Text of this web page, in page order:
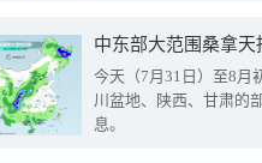
中东部大范围桑拿
今天（7月31日）至8月
川盆地、陕西、甘肃的
息。